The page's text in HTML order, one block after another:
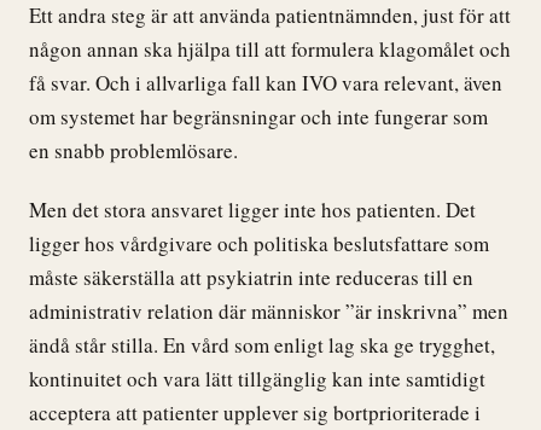
Ett andra steg är att använda patientnämnden, just för att
någon annan ska hjälpa till att formulera klagomålet och
få svar. Och i allvarliga fall kan IVO vara relevant, även
om systemet har begränsningar och inte fungerar som
en snabb problemlösare.
Men det stora ansvaret ligger inte hos patienten. Det
ligger hos vårdgivare och politiska beslutsfattare som
måste säkerställa att psykiatrin inte reduceras till en
administrativ relation där människor ”är inskrivna” men
ändå står stilla. En vård som enligt lag ska ge trygghet,
kontinuitet och vara lätt tillgänglig kan inte samtidigt
acceptera att patienter upplever sig bortprioriterade i